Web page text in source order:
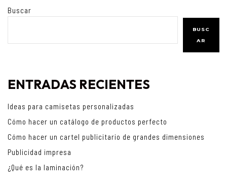
Buscar
BUSC
AR
ENTRADAS RECIENTES
Ideas para camisetas personalizadas
Cómo hacer un catálogo de productos perfecto
Cómo hacer un cartel publicitario de grandes dimensiones
Publicidad impresa
¿Qué es la laminación?